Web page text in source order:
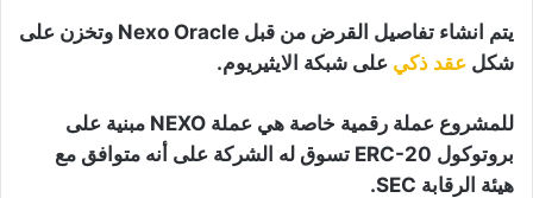
يتم انشاء تفاصيل القرض من قبل Nexo Oracle وتخزن على
شكل عقد ذكي على شبكة الايثيريوم.
للمشروع عملة رقمية خاصة هي عملة NEXO مبنية على
بروتوكول ERC-20 تسوق له الشركة على أنه متوافق مع
هيئة الرقابة SEC.